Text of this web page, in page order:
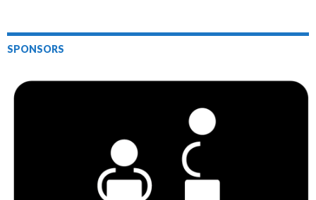
SPONSORS